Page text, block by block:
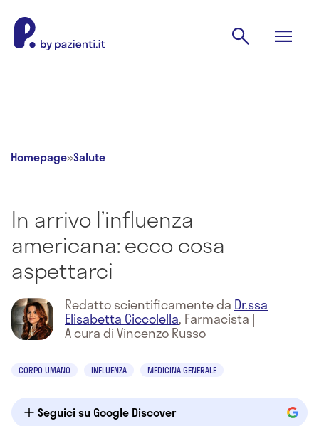
Homepage»Salute
In arrivo l’influenza
americana: ecco cosa
aspettarci
Redatto scientificamente da Dr.ssa
Elisabetta Ciccolella, Farmacista |
A cura di Vincenzo Russo
CORPO UMANO INFLUENZA MEDICINA GENERALE
Seguici su Google Discover